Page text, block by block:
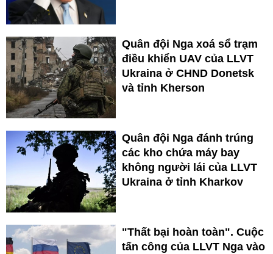
Quân đội Nga xoá sổ trạm
điều khiển UAV của LLVT
Ukraina ở CHND Donetsk
và tỉnh Kherson
Quân đội Nga đánh trúng
các kho chứa máy bay
không người lái của LLVT
Ukraina ở tỉnh Kharkov
"Thất bại hoàn toàn". Cuộc
tấn công của LLVT Nga vào